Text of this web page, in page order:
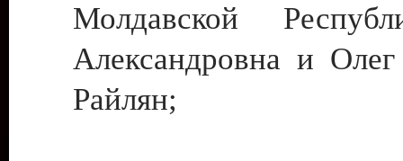
Молдавской
Александровна и
Райлян;